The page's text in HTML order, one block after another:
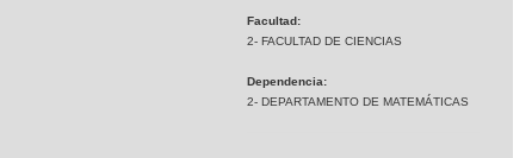
Facultad:
2- FACULTAD DE CIENCIAS
Dependencia:
2- DEPARTAMENTO DE MATEMÁTICAS